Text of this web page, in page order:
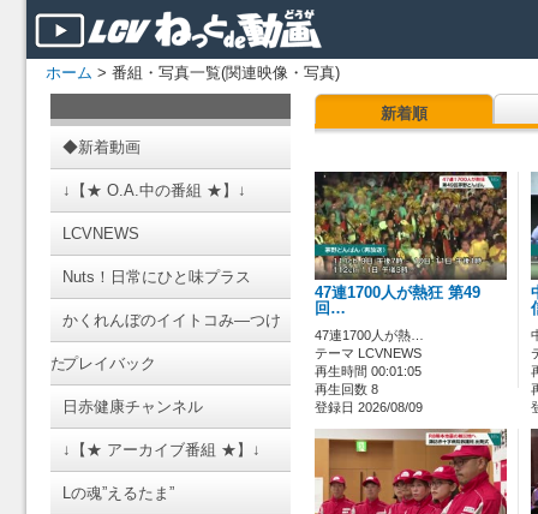
ホーム > 番組・写真一覧(関連映像・写真)
◆新着動画
↓【★ O.A.中の番組 ★】↓
LCVNEWS
Nuts！日常にひと味プラス
かくれんぼのイイトコみ―つけ
たプレイバック
日赤健康チャンネル
↓【★ アーカイブ番組 ★】↓
Lの魂”えるたま”
新着順
47連1700人が熱狂 第49
回…
47連1700人が熱…
テーマ LCVNEWS
再生時間 00:01:05
再生回数 8
登録日 2026/08/09